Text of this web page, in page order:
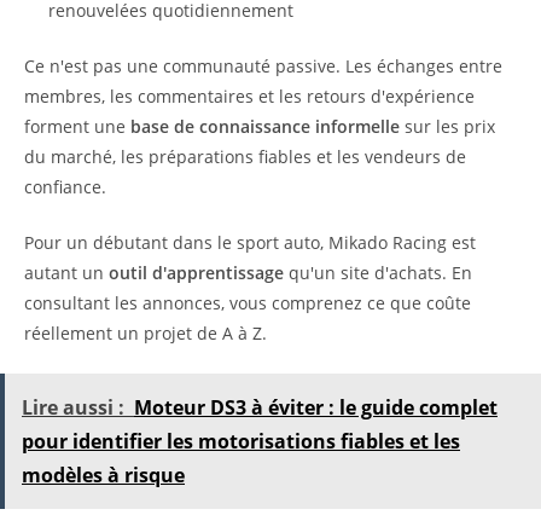
renouvelées quotidiennement
Ce n'est pas une communauté passive. Les échanges entre
membres, les commentaires et les retours d'expérience
forment une base de connaissance informelle sur les prix
du marché, les préparations fiables et les vendeurs de
confiance.
Pour un débutant dans le sport auto, Mikado Racing est
autant un outil d'apprentissage qu'un site d'achats. En
consultant les annonces, vous comprenez ce que coûte
réellement un projet de A à Z.
Lire aussi : Moteur DS3 à éviter : le guide complet
pour identifier les motorisations fiables et les
modèles à risque